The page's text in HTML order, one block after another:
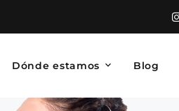
Dónde estamos Blog